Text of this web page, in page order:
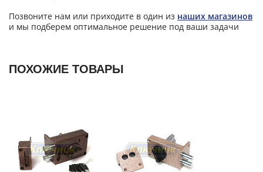
Позвоните нам или приходите в один из наших магазинов
и мы подберем оптимальное решение под ваши задачи
ПОХОЖИЕ ТОВАРЫ